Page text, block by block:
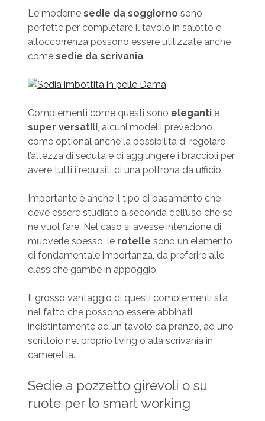
Le moderne sedie da soggiorno sono
perfette per completare il tavolo in salotto e
all’occorrenza possono essere utilizzate anche
come sedie da scrivania.
Complementi come questi sono elegantie
super versatili, alcuni modelli prevedono
come optional anche la possibilità di regolare
l’altezza di seduta e di aggiungere i braccioli per
avere tutti i requisiti di una poltrona da ufficio.
Importante è anche il tipo di basamento che
deve essere studiato a seconda dell’uso che se
ne vuol fare. Nel caso si avesse intenzione di
muoverle spesso, le rotelle sono un elemento
di fondamentale importanza, da preferire alle
classiche gambe in appoggio.
Il grosso vantaggio di questi complementi sta
nel fatto che possono essere abbinati
indistintamente ad un tavolo da pranzo, ad uno
scrittoio nel proprio living o alla scrivania in
cameretta.
Sedie a pozzetto girevoli o su
ruote per lo smart working